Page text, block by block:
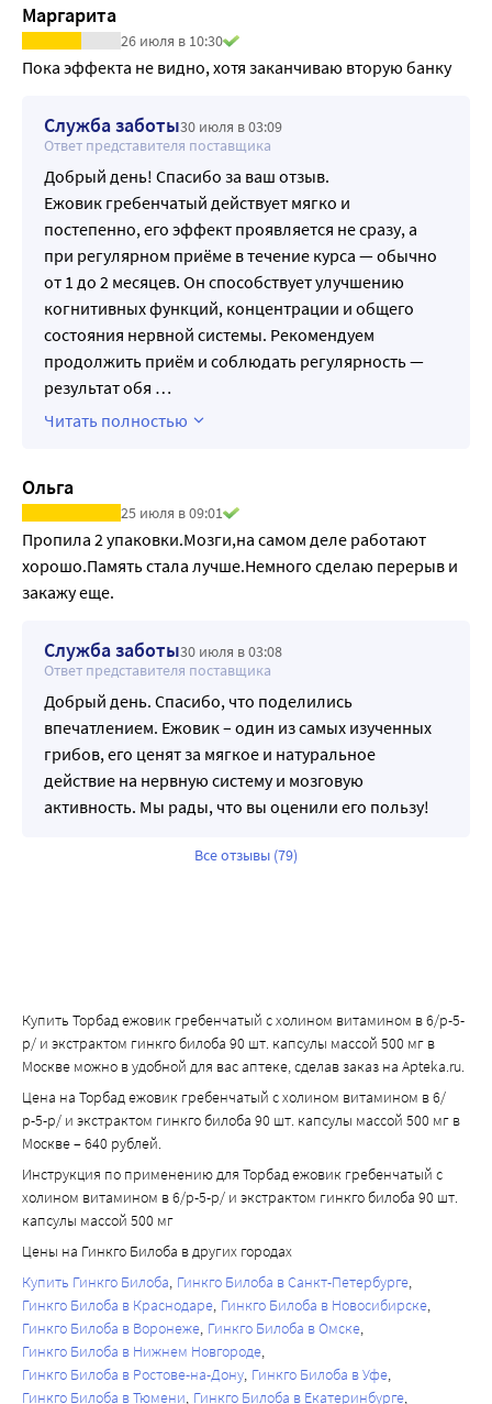
Маргарита
26 июля в 10:30
Пока эффекта не видно, хотя заканчиваю вторую банку
Служба заботы30 июля в 03:09
Ответ представителя поставщика
Добрый день! Спасибо за ваш отзыв.
Ежовик гребенчатый действует мягко и
постепенно, его эффект проявляется не сразу, а
при регулярном приёме в течение курса — обычно
от 1 до 2 месяцев. Он способствует улучшению
когнитивных функций, концентрации и общего
состояния нервной системы. Рекомендуем
продолжить приём и соблюдать регулярность —
результат обя …
Читать полностью
Ольга
25 июля в 09:01
Пропила 2 упаковки.Мозги,на самом деле работают
хорошо.Память стала лучше.Немного сделаю перерыв и
закажу еще.
Служба заботы30 июля в 03:08
Ответ представителя поставщика
Добрый день. Спасибо, что поделились
впечатлением. Ежовик – один из самых изученных
грибов, его ценят за мягкое и натуральное
действие на нервную систему и мозговую
активность. Мы рады, что вы оценили его пользу!
Все отзывы (79)
Купить Торбад ежовик гребенчатый с холином витамином в 6/р-5-
р/ и экстрактом гинкго билоба 90 шт. капсулы массой 500 мг в
Москве можно в удобной для вас аптеке, сделав заказ на Apteka.ru.
Цена на Торбад ежовик гребенчатый с холином витамином в 6/
р-5-р/ и экстрактом гинкго билоба 90 шт. капсулы массой 500 мг в
Москве – 640 рублей.
Инструкция по применению для Торбад ежовик гребенчатый с
холином витамином в 6/р-5-р/ и экстрактом гинкго билоба 90 шт.
капсулы массой 500 мг
Цены на Гинкго Билоба в других городах
Купить Гинкго Билоба Гинкго Билоба в Санкт-Петербурге
Гинкго Билоба в Краснодаре Гинкго Билоба в Новосибирске
Гинкго Билоба в Воронеже Гинкго Билоба в Омске
Гинкго Билоба в Нижнем Новгороде
Гинкго Билоба в Ростове-на-Дону Гинкго Билоба в Уфе
Гинкго Билоба в Тюмени Гинкго Билоба в Екатеринбурге